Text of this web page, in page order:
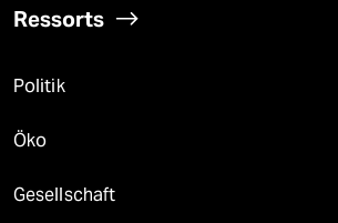
Ressorts
Politik
Öko
Gesellschaft